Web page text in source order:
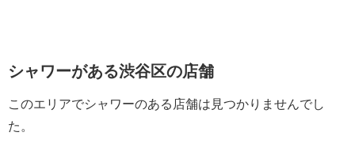
シャワーがある渋谷区の店舗
このエリアでシャワーのある店舗は見つかりませんでし
た。